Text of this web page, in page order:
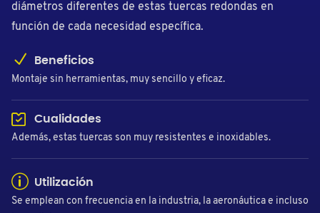
diámetros diferentes de estas tuercas redondas en
función de cada necesidad específica.
Beneficios
Montaje sin herramientas, muy sencillo y eficaz.
Cualidades
Además, estas tuercas son muy resistentes e inoxidables.
Utilización
Se emplean con frecuencia en la industria, la aeronáutica e incluso